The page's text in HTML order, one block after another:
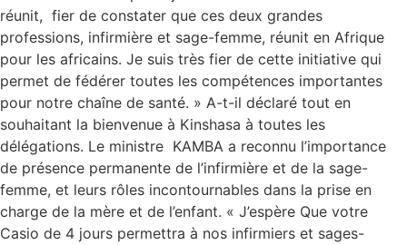
réunit, fier de constater que ces deux grandes
professions, infirmière et sage-femme, réunit en Afrique
pour les africains. Je suis très fier de cette initiative qui
permet de fédérer toutes les compétences importantes
pour notre chaîne de santé. » A-t-il déclaré tout en
souhaitant la bienvenue à Kinshasa à toutes les
délégations. Le ministre KAMBA a reconnu l’importance
de présence permanente de l’infirmière et de la sage-
femme, et leurs rôles incontournables dans la prise en
charge de la mère et de l’enfant. « J’espère Que votre
Casio de 4 jours permettra à nos infirmiers et sages-